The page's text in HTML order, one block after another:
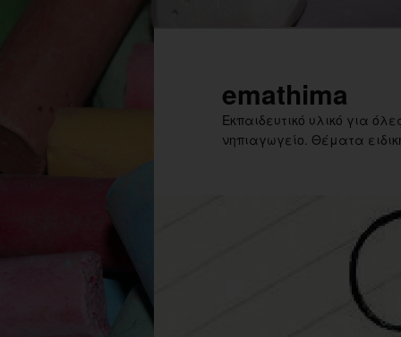
emathima
Εκπαιδευτικό υλικό για
νηπιαγωγείο. Θέματα